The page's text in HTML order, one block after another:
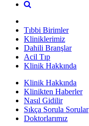
Tıbbi Birimler
Kliniklerimiz
Dahili Branşlar
Acil Tıp
Klinik Hakkında
Klinik Hakkında
Klinikten Haberler
Nasıl Gidilir
Sıkça Sorula Sorular
Doktorlarımız